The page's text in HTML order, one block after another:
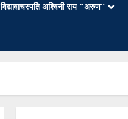
विद्यावाचस्पति अश्विनी राय “अरुण”